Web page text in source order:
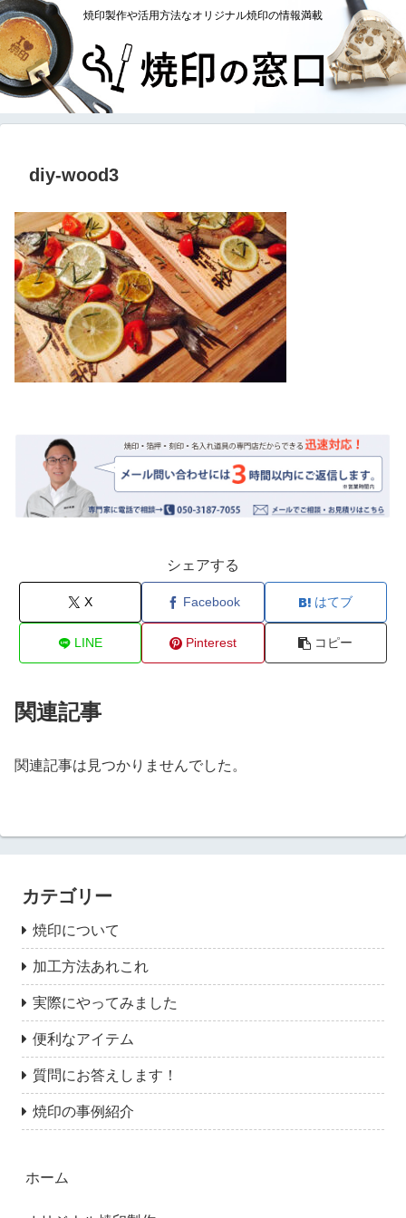
焼印製作や活用方法なオリジナル焼印の情報満載
diy-wood3
シェアする
X Facebook はてブ
LINE Pinterest コピー
関連記事
関連記事は見つかりませんでした。
カテゴリー
焼印について
加工方法あれこれ
実際にやってみました
便利なアイテム
質問にお答えします！
焼印の事例紹介
ホーム